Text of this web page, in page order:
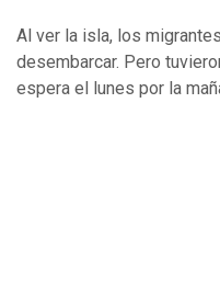
Al ver la isla, los
desembarcar. Pero
espera el lunes por la